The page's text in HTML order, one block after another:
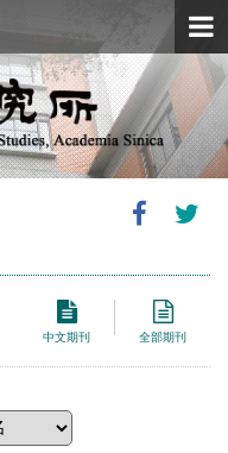
中文期刊 全部期刊